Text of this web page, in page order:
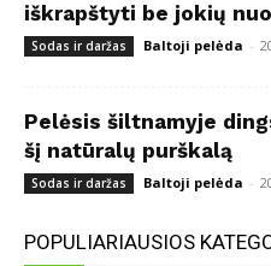
iškrapštyti be jokių
Sodas ir daržas Baltoji pelėda -
Pelėsis šiltnamyje
šį natūralų purškalą
Sodas ir daržas Baltoji pelėda -
POPULIARIAUSIOS